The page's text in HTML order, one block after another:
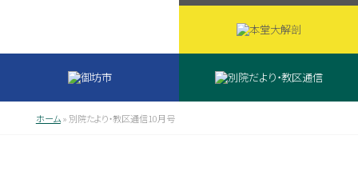
ホーム» 別院たより・教区通信10月号